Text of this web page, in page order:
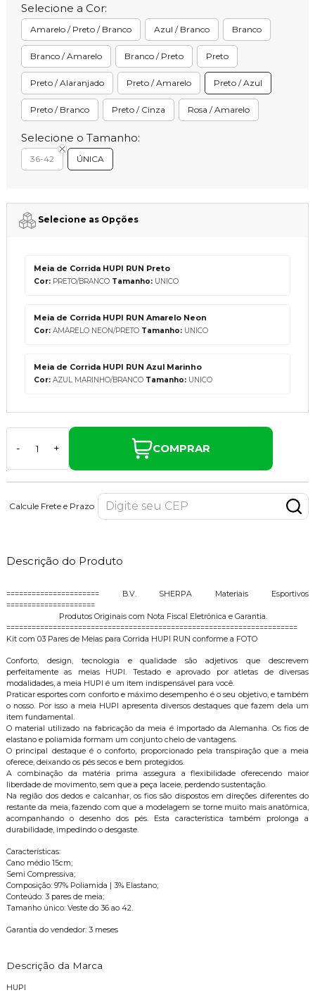
Selecione a Cor:
Amarelo / Preto / Branco Azul / Branco Branco
Branco / Amarelo Branco / Preto Preto
Preto / Alaranjado Preto / Amarelo Preto / Azul
Preto / Branco Preto / Cinza Rosa / Amarelo
Selecione o Tamanho:
36-42 ÚNICA
Selecione as Opções
Meia de Corrida HUPI RUN Preto
Cor:PRETO/BRANCO Tamanho:UNICO
Meia de Corrida HUPI RUN Amarelo Neon
Cor:AMARELO NEON/PRETO Tamanho:UNICO
Meia de Corrida HUPI RUN Azul Marinho
Cor:AZUL MARINHO/BRANCO Tamanho:UNICO
- + COMPRAR
Calcule Frete e Prazo
Descrição do Produto
====================== B.V. SHERPA Materiais Esportivos
=====================
Produtos Originais com Nota Fiscal Eletrônica e Garantia.
=====================================================================
Kit com 03 Pares de Meias para Corrida HUPI RUN conforme a FOTO
Conforto, design, tecnologia e qualidade são adjetivos que descrevem
perfeitamente as meias HUPI. Testado e aprovado por atletas de diversas
modalidades, a meia HUPI é um item indispensável para você.
Praticar esportes com conforto e máximo desempenho é o seu objetivo, e também
o nosso. Por isso a meia HUPI apresenta diversos destaques que fazem dela um
item fundamental.
O material utilizado na fabricação da meia é importado da Alemanha. Os fios de
elastano e poliamida formam um conjunto cheio de vantagens.
O principal destaque é o conforto, proporcionado pela transpiração que a meia
oferece, deixando os pés secos e bem protegidos.
A combinação da matéria prima assegura a flexibilidade oferecendo maior
liberdade de movimento, sem que a peça laceie, perdendo sustentação.
Na região dos dedos e calcanhar, os fios são dispostos em direções diferentes do
restante da meia, fazendo com que a modelagem se torne muito mais anatômica,
acompanhando o desenho dos pés. Esta característica também prolonga a
durabilidade, impedindo o desgaste.
Características:
Cano médio 15cm;
Semi Compressiva;
Composição: 97% Poliamida | 3% Elastano;
Conteúdo: 3 pares de meia;
Tamanho único: Veste do 36 ao 42.
Garantia do vendedor: 3 meses
Descrição da Marca
HUPI